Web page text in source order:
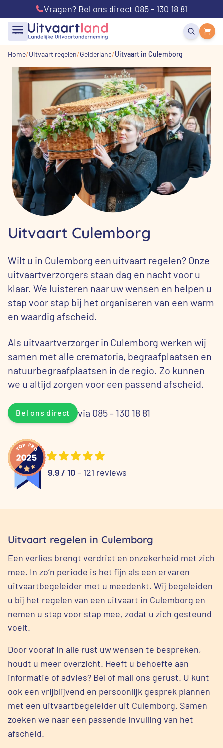
Vragen? Bel ons direct 085 - 130 18 81
menu
Home Uitvaart regelen Gelderland Uitvaart in Culemborg
Uitvaart Culemborg
Wilt u in Culemborg een uitvaart regelen? Onze
uitvaartverzorgers staan dag en nacht voor u
klaar. We luisteren naar uw wensen en helpen u
stap voor stap bij het organiseren van een warm
en waardig afscheid.
Als uitvaartverzorger in Culemborg werken wij
samen met alle crematoria, begraafplaatsen en
natuurbegraafplaatsen in de regio. Zo kunnen
we u altijd zorgen voor een passend afscheid.
Bel ons direct via 085 – 130 18 81
9.9 / 10– 121 reviews
Uitvaart regelen in Culemborg
Een verlies brengt verdriet en onzekerheid met zich
mee. In zo’n periode is het fijn als een ervaren
uitvaartbegeleider met u meedenkt. Wij begeleiden
u bij het regelen van een uitvaart in Culemborg en
nemen u stap voor stap mee, zodat u zich gesteund
voelt.
Door vooraf in alle rust uw wensen te bespreken,
houdt u meer overzicht. Heeft u behoefte aan
informatie of advies? Bel of mail ons gerust. U kunt
ook een vrijblijvend en persoonlijk gesprek plannen
met een uitvaartbegeleider uit Culemborg. Samen
zoeken we naar een passende invulling van het
afscheid.